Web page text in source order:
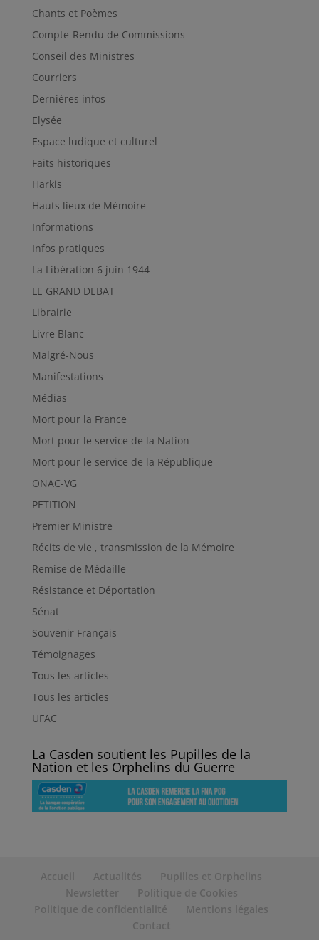
Chants et Poèmes
Compte-Rendu de Commissions
Conseil des Ministres
Courriers
Dernières infos
Elysée
Espace ludique et culturel
Faits historiques
Harkis
Hauts lieux de Mémoire
Informations
Infos pratiques
La Libération 6 juin 1944
LE GRAND DEBAT
Librairie
Livre Blanc
Malgré-Nous
Manifestations
Médias
Mort pour la France
Mort pour le service de la Nation
Mort pour le service de la République
ONAC-VG
PETITION
Premier Ministre
Récits de vie , transmission de la Mémoire
Remise de Médaille
Résistance et Déportation
Sénat
Souvenir Français
Témoignages
Tous les articles
Tous les articles
UFAC
La Casden soutient les Pupilles de la
Nation et les Orphelins du Guerre
Accueil Actualités
Pupilles et Orphelins
Newsletter
Politique de Cookies
Politique de confidentialité
Mentions légales
Contact